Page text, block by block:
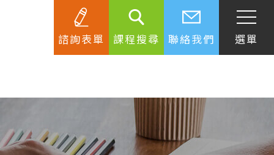
諮詢表單 課程搜尋 聯絡我們 選單
SEC 知識庫